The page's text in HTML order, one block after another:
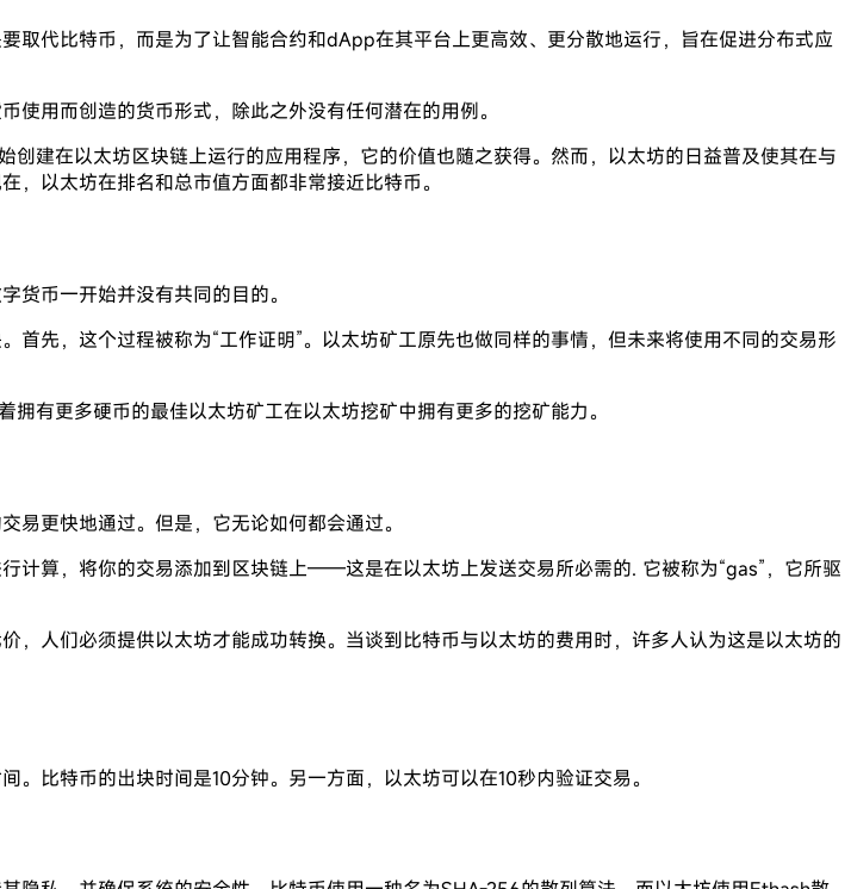
代比特币，而是为了让智能合约和dApp在其平台上更高效、更分散地运行，旨在促进分布式应
用而创造的货币形式，除此之外没有任何潜在的用例。
建在以太坊区块链上运行的应用程序，它的价值也随之获得。然而，以太坊的日益普及使其在与
，以太坊在排名和总市值方面都非常接近比特币。
货币一开始并没有共同的目的。
先，这个过程被称为“工作证明”。以太坊矿工原先也做同样的事情，但未来将使用不同的交易形
有更多硬币的最佳以太坊矿工在以太坊挖矿中拥有更多的挖矿能力。
易更快地通过。但是，它无论如何都会通过。
计算，将你的交易添加到区块链上——这是在以太坊上发送交易所必需的. 它被称为“gas”，它所驱
人们必须提供以太坊才能成功转换。当谈到比特币与以太坊的费用时，许多人认为这是以太坊的
比特币的出块时间是10分钟。另一方面，以太坊可以在10秒内验证交易。